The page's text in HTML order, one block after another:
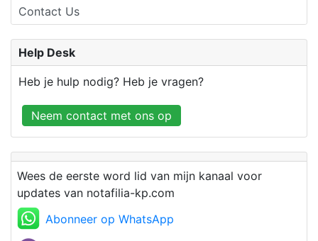
Contact Us
Help Desk
Heb je hulp nodig? Heb je vragen?
Neem contact met ons op
Wees de eerste word lid van mijn kanaal voor
updates van notafilia-kp.com
Abonneer op WhatsApp